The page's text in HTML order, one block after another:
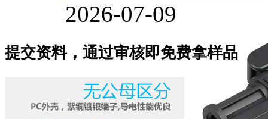
2026-07-09
提交资料，通过审核即免费拿样品